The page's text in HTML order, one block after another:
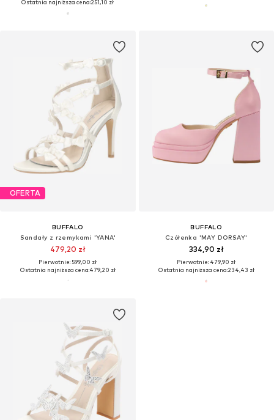
Ostatnia najniższa cena:251,10 zł
OFERTA
BUFFALO
Sandały z rzemykami 'YANA'
479,20 zł
Pierwotnie: 599,00 zł
Ostatnia najniższa cena:479,20 zł
BUFFALO
Czółenka 'MAY DORSAY'
334,90 zł
Pierwotnie: 479,90 zł
Ostatnia najniższa cena:234,43 zł